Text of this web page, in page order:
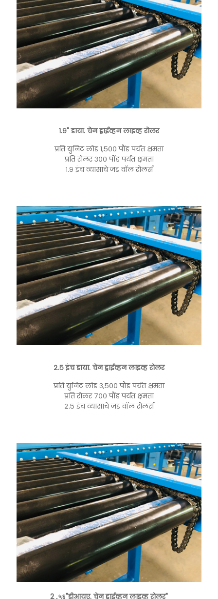
१.९" डाया. चेन ड्राईव्हन लाइव्ह रोलर
प्रति युनिट लोड १,५०० पौंड पर्यंत क्षमता
प्रति रोलर ३०० पौंड पर्यंत क्षमता
१.९ इंच व्यासाचे जड वॉल रोलर्स
२.५ इंच डाया. चेन ड्राईव्हन लाइव्ह रोलर
प्रति युनिट लोड ३,५०० पौंड पर्यंत क्षमता
प्रति रोलर ७०० पौंड पर्यंत क्षमता
२.५ इंच व्यासाचे जड वॉल रोलर्स
2 .५६"डीआयए. चेन ड्राईव्हन लाइव्ह रोलर"